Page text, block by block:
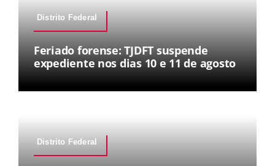
Distrito Federal
Feriado forense: TJDFT suspende
expediente nos dias 10 e 11 de agosto
Distrito Federal